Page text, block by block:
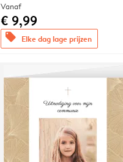
Vanaf
€ 9,99
offers Elke dag lage prijzen